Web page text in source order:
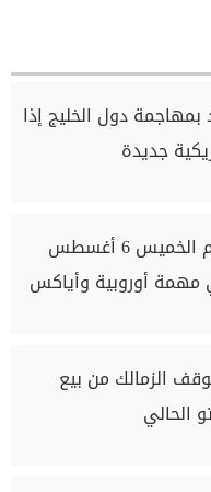
بمهاجمة دول الخليج إذا
جديدة
مواعيد مباريات اليوم الخميس 6 أغسطس
مهمة أوروبية وأياكس
الزمالك من بيع
الحالي